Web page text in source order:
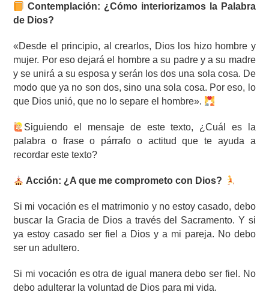
Contemplación: ¿Cómo interiorizamos la Palabra
de Dios?
«Desde el principio, al crearlos, Dios los hizo hombre y
mujer. Por eso dejará el hombre a su padre y a su madre
y se unirá a su esposa y serán los dos una sola cosa. De
modo que ya no son dos, sino una sola cosa. Por eso, lo
que Dios unió, que no lo separe el hombre».
Siguiendo el mensaje de este texto, ¿Cuál es la
palabra o frase o párrafo o actitud que te ayuda a
recordar este texto?
Acción: ¿A que me comprometo con Dios?
Si mi vocación es el matrimonio y no estoy casado, debo
buscar la Gracia de Dios a través del Sacramento. Y si
ya estoy casado ser fiel a Dios y a mi pareja. No debo
ser un adultero.
Si mi vocación es otra de igual manera debo ser fiel. No
debo adulterar la voluntad de Dios para mi vida.